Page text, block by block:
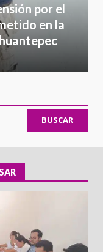
por el
en la
BUSCAR